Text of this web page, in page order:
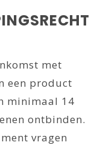
met
een product
minimaal 14
ontbinden.
vragen